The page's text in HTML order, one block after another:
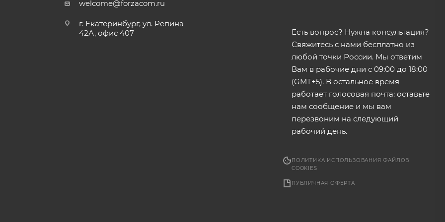
welcome@forzacom.ru
г. Екатеринбург, ул. Репина
42А, офис 407
Есть вопрос? Нужна консультация?
Свяжитесь с нами бесплатно из
любой точки России. Мы ответим
Вам в рабочие дни с 09:00 до 18:00
(GMT+5). В остальное время
работает голосовая почта: оставьте
нам сообщение и мы вам
перезвоним на следующий
рабочий день.
ПОЛИТИКА ИСПОЛЬЗОВАНИЯ ФАЙЛОВ
COOKIES
ПУБЛИЧНАЯ ОФЕРТА